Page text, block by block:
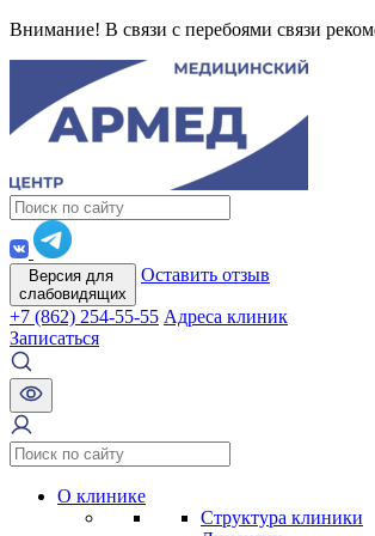
Внимание! В связи с перебоями связи
Версия для
слабовидящих
Оставить отзыв
+7 (862) 254-55-55 Адреса клиник
Записаться
О клинике
Структура клиники